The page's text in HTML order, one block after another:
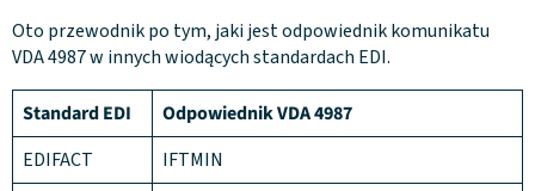
Oto przewodnik po tym, jaki jest odpowiednik komunikatu
VDA 4987 w innych wiodących standardach EDI.
Standard EDI
Odpowiednik VDA 4987
EDIFACT
IFTMIN